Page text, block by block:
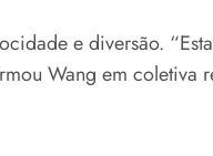
e diversão.
Wang em coletiva